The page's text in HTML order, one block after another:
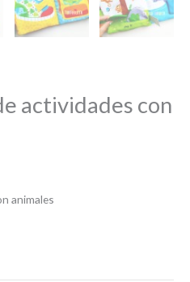
actividades con
animales